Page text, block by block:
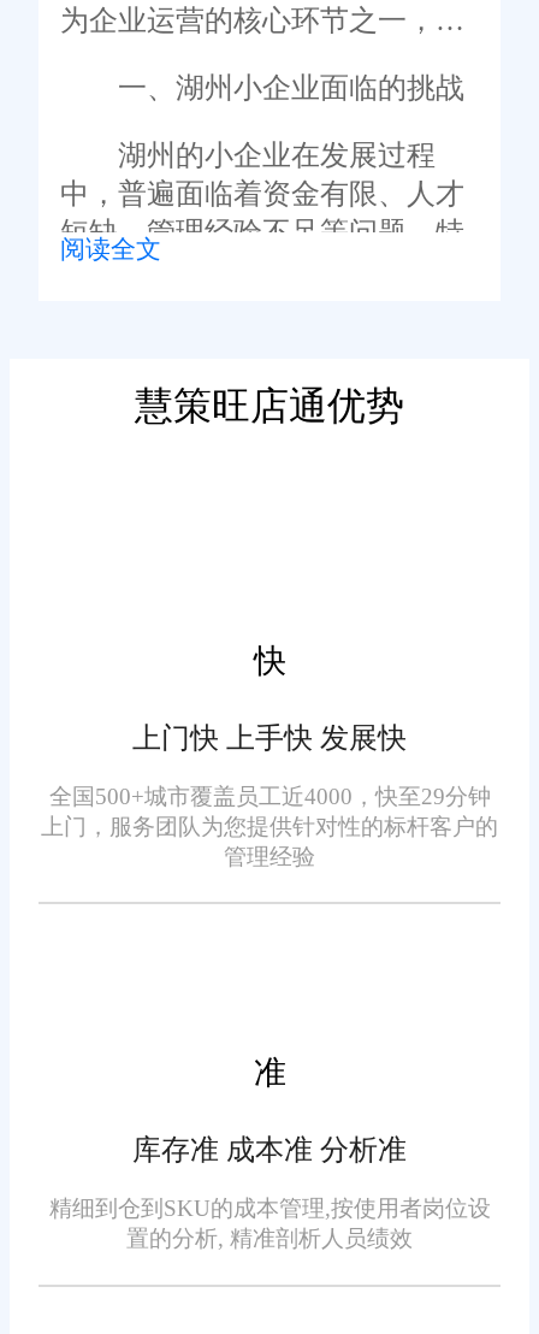
为企业运营的核心环节之一，其
效益和发展潜力。为了解决这一
问题，许多小企业选择了引入专
业的进销存管理软件。在众多软
件中，旺店通凭借其强大的功能
和高效的运行，成为了湖州小企
一、湖州小企业面临的挑战
湖州的小企业在发展过程
中，普遍面临着资金有限、人才
短缺、管理经验不足等问题。特
别是在进销存管理方面，传统的
货现象频发，严重影响了企业的
正常运营和发展。
二、旺店通的优势
单，即使是没有专业背景的员工
也能快速上手，大大减少了培训
成本和时间。
智能化分析：内置强大的数
预测、库存优化等决策支持，提
定制化服务：根据不同企业
的具体需求，提供个性化的功能
阅读全文
慧策旺店通优势
快
上门快 上手快 发展快
全国500+城市覆盖员工近4000，快至29分钟
上门，服务团队为您提供针对性的标杆客户的
管理经验
准
库存准 成本准 分析准
精细到仓到SKU的成本管理,按使用者岗位设
置的分析, 精准剖析人员绩效